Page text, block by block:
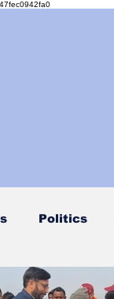
Politics